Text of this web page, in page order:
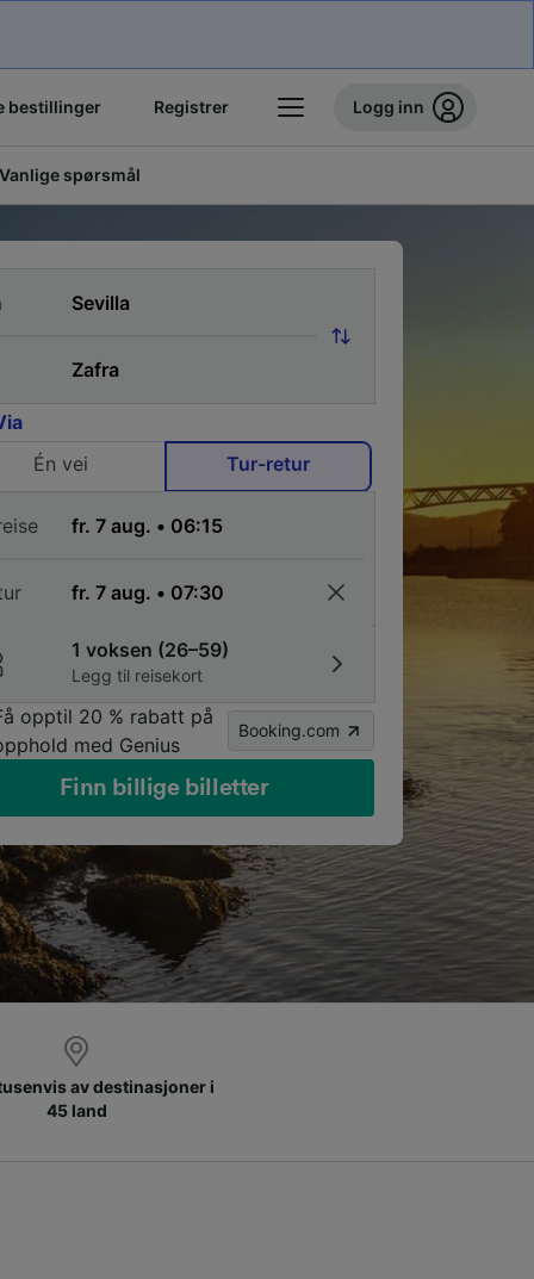
bestillinger Registrer Logg inn
Vanlige spørsmål
Én vei
Tur-retur
1 voksen (26–59)
Legg til reisekort
opptil 20 % rabatt på
med Genius
Booking.com
Finn billige billetter
av destinasjoner i
45 land